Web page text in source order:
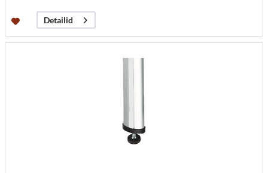
Detailid